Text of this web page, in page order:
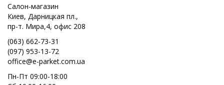
Салон-магазин
Киев, Дарницкая пл.,
пр-т. Мира,4, офис 208
(063) 662-73-31
(097) 953-13-72
office@e-parket.com.ua
Пн-Пт 09:00-18:00